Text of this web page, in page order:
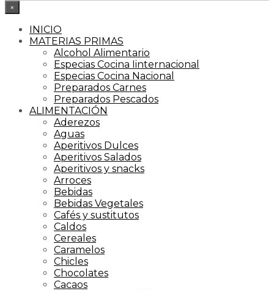
×
INICIO
MATERIAS PRIMAS
Alcohol Alimentario
Especias Cocina Iinternacional
Especias Cocina Nacional
Preparados Carnes
Preparados Pescados
ALIMENTACIÓN
Aderezos
Aguas
Aperitivos Dulces
Aperitivos Salados
Aperitivos y snacks
Arroces
Bebidas
Bebidas Vegetales
Cafés y sustitutos
Caldos
Cereales
Caramelos
Chicles
Chocolates
Cacaos